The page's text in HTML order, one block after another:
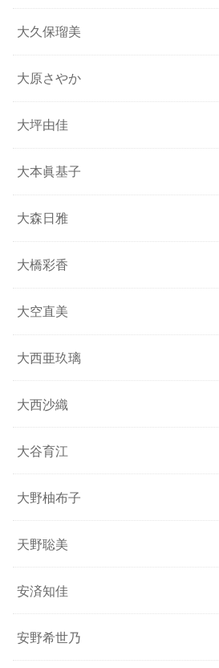
大久保瑠美
大原さやか
大坪由佳
大本眞基子
大森日雅
大橋彩香
大空直美
大西亜玖璃
大西沙織
大谷育江
大野柚布子
天野聡美
安済知佳
安野希世乃